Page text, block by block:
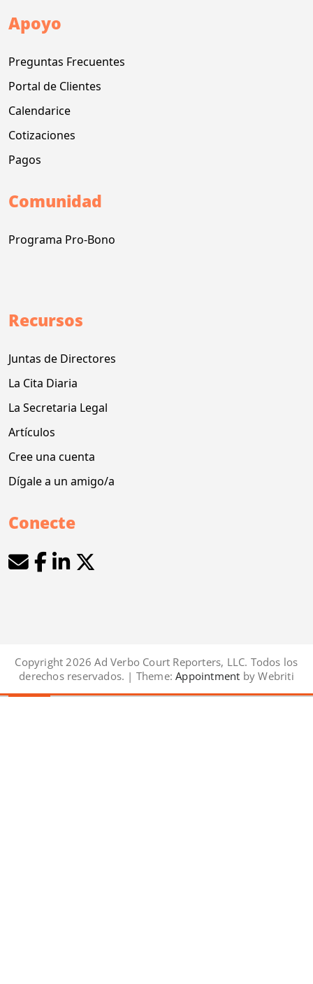
Apoyo
Preguntas Frecuentes
Portal de Clientes
Calendarice
Cotizaciones
Pagos
Comunidad
Programa Pro-Bono
Recursos
Juntas de Directores
La Cita Diaria
La Secretaria Legal
Artículos
Cree una cuenta
Dígale a un amigo/a
Conecte
Copyright 2026 Ad Verbo Court Reporters, LLC. Todos los
derechos reservados. | Theme: Appointment by Webriti